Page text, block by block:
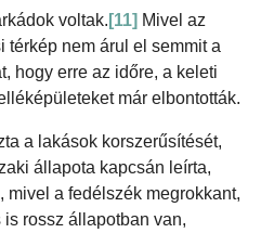
voltak. [11] Mivel az
térkép nem árul el semmit a
hogy erre az időre, a keleti
már elbontották.
a lakások korszerűsítését,
állapota kapcsán leírta,
mivel a fedélszék megrokkant,
rossz állapotban van,